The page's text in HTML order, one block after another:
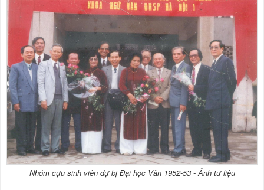
Nhóm cựu sinh viên dự bị Đại học Văn 1952-53 - Ảnh tư liệu